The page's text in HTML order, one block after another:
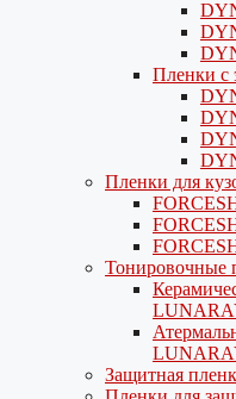
Пленки с
Пленки для
Тонировочные
Защитная